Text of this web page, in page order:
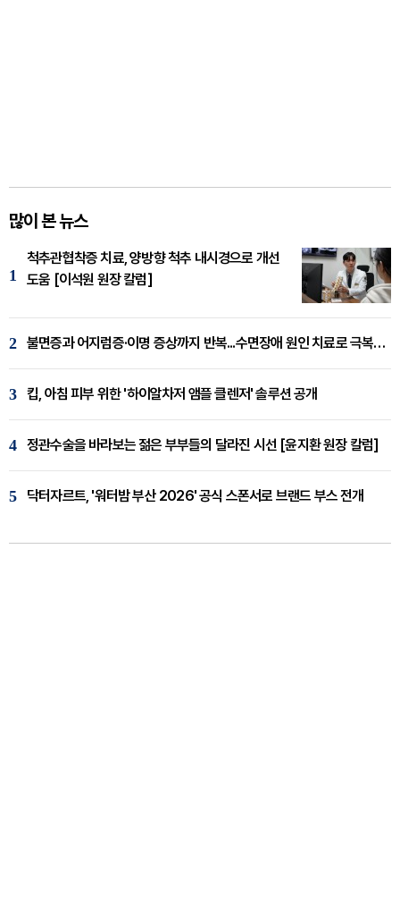
많이 본 뉴스
1
척추관협착증 치료, 양방향 척추 내시경으로 개선
도움 [이석원 원장 칼럼]
2 불면증과 어지럼증·이명 증상까지 반복...수면장애 원인 치료로 극복해야
3 킵, 아침 피부 위한 '하이알차저 앰플 클렌저' 솔루션 공개
4 정관수술을 바라보는 젊은 부부들의 달라진 시선 [윤지환 원장 칼럼]
5 닥터자르트, '워터밤 부산 2026' 공식 스폰서로 브랜드 부스 전개